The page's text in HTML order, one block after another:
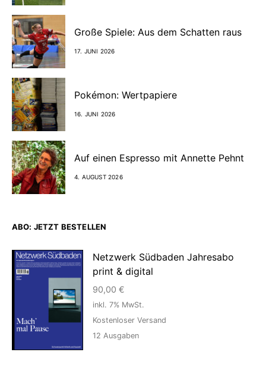
Große Spiele: Aus dem Schatten raus
17. JUNI 2026
Pokémon: Wertpapiere
16. JUNI 2026
Auf einen Espresso mit Annette Pehnt
4. AUGUST 2026
ABO: JETZT BESTELLEN
Netzwerk Südbaden Jahresabo
print & digital
90,00 €
inkl. 7% MwSt.
Kostenloser Versand
12 Ausgaben